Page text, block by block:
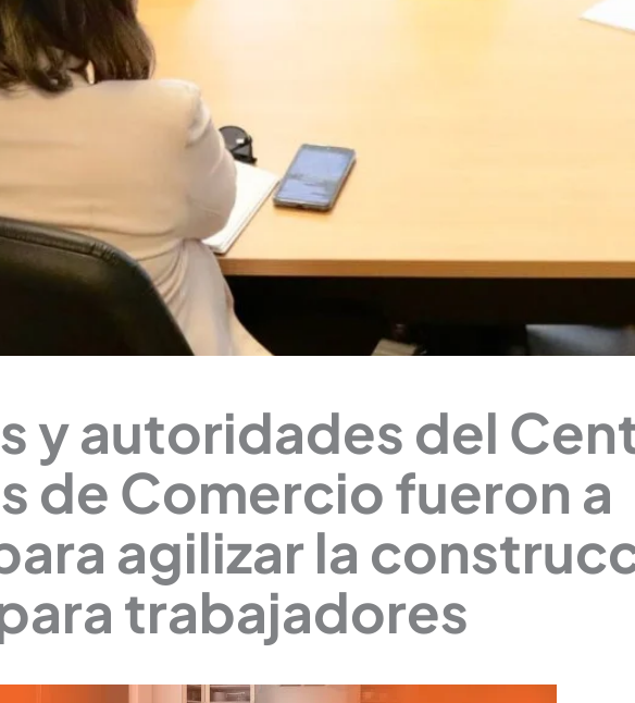
y autoridades del
de Comercio fueron a
agilizar la
trabajadores